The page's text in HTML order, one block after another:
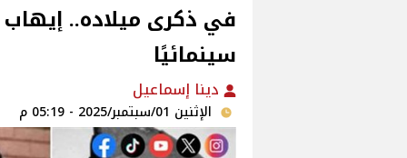
في ذكرى ميلاده.. إيهاب
سينمائيًا
دينا إسماعيل
الإثنين 01/سبتمبر/2025 - 05:19 م